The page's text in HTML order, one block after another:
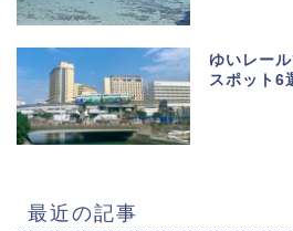
ゆいレー
スポット6
最近の記事